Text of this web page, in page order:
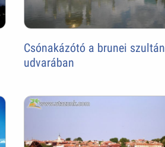
Csónakázótó a brunei szultán
udvarában